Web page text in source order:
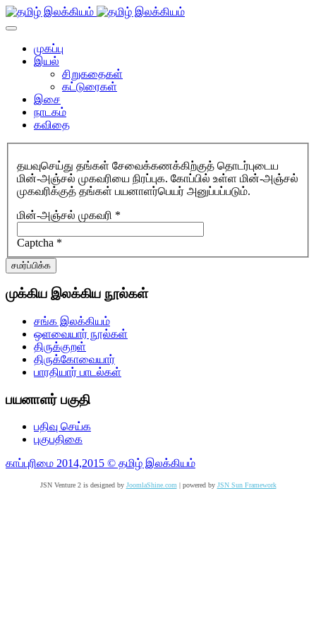
முகப்பு
இயல்
சிறுகதைகள்
கட்டுரைகள்
இசை
நாடகம்
கவிதை
தயவுசெய்து தங்கள் சேவைக்கணக்கிற்குத் தொடர்புடைய
மின்-அஞ்சல் முகவரியை நிரப்புக. கோப்பில் உள்ள மின்-அஞ்சல்
முகவரிக்குத் தங்கள் பயனாளர்பெயர் அனுப்பப்படும்.
மின்-அஞ்சல் முகவரி *
Captcha *
சமர்ப்பிக்க
முக்கிய இலக்கிய நூல்கள்
சங்க இலக்கியம்
ஒளவையார் நூல்கள்
திருக்குறள்
திருக்கோவையார்
பாரதியார் பாடல்கள்
பயனாளர் பகுதி
பதிவு செய்க
புகுபதிகை
காப்புரிமை 2014,2015 © தமிழ் இலக்கியம்
JSN Venture 2 is designed by JoomlaShine.com| powered by JSN Sun Framework